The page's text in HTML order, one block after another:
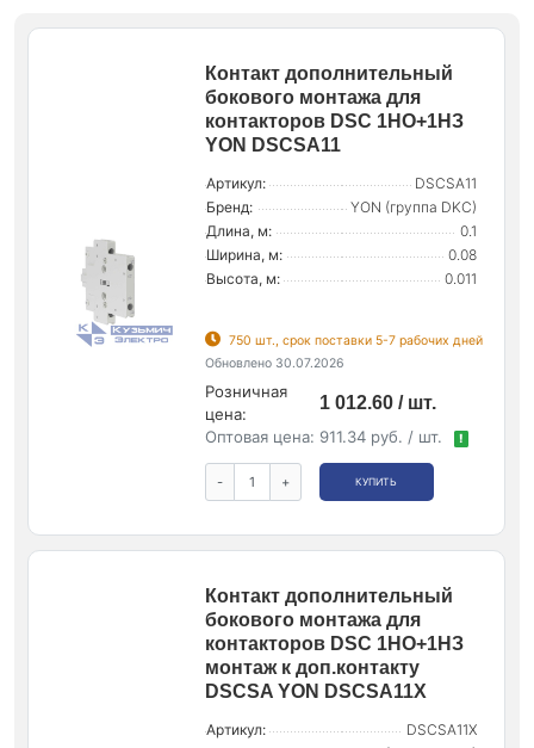
Контакт дополнительный
бокового монтажа для
контакторов DSC 1НО+1НЗ
YON DSCSA11
Артикул:
DSCSA11
Бренд:
YON (группа DKC)
Длина, м:
0.1
Ширина, м:
0.08
Высота, м:
0.011
750 шт., срок поставки 5-7 рабочих дней
Обновлено 30.07.2026
Розничная
цена:
1 012.60 / шт.
Оптовая цена: 911.34 руб. / шт. !
- + КУПИТЬ
Контакт дополнительный
бокового монтажа для
контакторов DSC 1НО+1НЗ
монтаж к доп.контакту
DSCSA YON DSCSA11X
Артикул:
DSCSA11X